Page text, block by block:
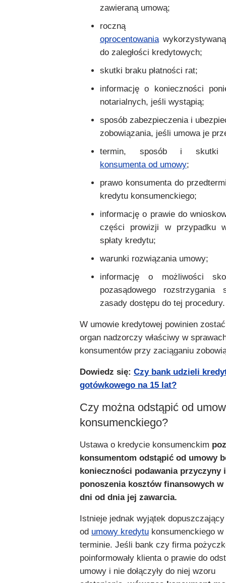
zawieraną umową;
oprocentowania
do zaległości kredytowych;
skutki braku płatności rat;
informację o konieczności
notarialnych, jeśli wystąpią;
sposób zabezpieczenia i
zobowiązania, jeśli umowa je
termin, sposób i
konsumenta od umowy;
prawo konsumenta do
kredytu konsumenckiego;
informację o prawie do
części prowizji w przypadku
spłaty kredytu;
warunki rozwiązania umowy;
informację o możliwości
pozasądowego rozstrzygania
zasady dostępu do tej procedury.
W umowie kredytowej powinien
organ nadzorczy właściwy w
konsumentów przy zaciąganiu
Dowiedz się: Czy bank udzieli
gotówkowego na 15 lat?
Czy można odstąpić od
konsumenckiego?
Ustawa o kredycie konsumenckim
konsumentom odstąpić od umowy
konieczności podawania przyczyny
ponoszenia kosztów finansowych w
dni od dnia jej zawarcia.
Istnieje jednak wyjątek
od umowy kredytu konsumenckiego w
terminie. Jeśli bank czy firma
poinformowały klienta o prawie do
umowy i nie dołączyły do niej wzoru